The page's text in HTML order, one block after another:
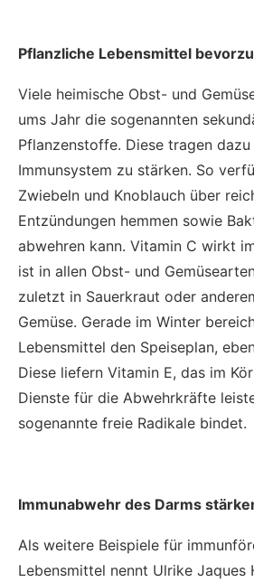
Pflanzliche Lebensmittel
Viele heimische Obst- und
ums Jahr die sogenannten
Pflanzenstoffe. Diese tragen
Immunsystem zu stärken. So
Zwiebeln und Knoblauch über
Entzündungen hemmen sowie
abwehren kann. Vitamin C wirkt
ist in allen Obst- und
zuletzt in Sauerkraut oder
Gemüse. Gerade im Winter
Lebensmittel den Speiseplan,
Diese liefern Vitamin E, das im
Dienste für die Abwehrkräfte
sogenannte freie Radikale bindet.
Immunabwehr des Darms
Als weitere Beispiele für
Lebensmittel nennt Ulrike Jaques